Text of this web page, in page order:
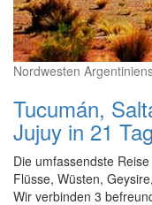
Nordwesten
Tucumán,
Jujuy in 21
Die umfassendste
Flüsse, Wüsten,
Wir verbinden 3